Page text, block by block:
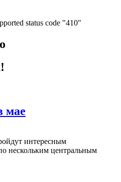
status code "410"
мае
интересным
нескольким центральным